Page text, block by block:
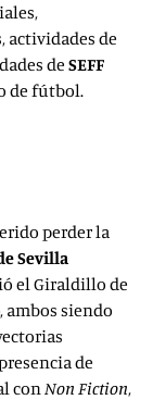
actividades de
de SEFF
de fútbol.
perder la
Sevilla
el Giraldillo de
ambos siendo
de
conNon Fiction,